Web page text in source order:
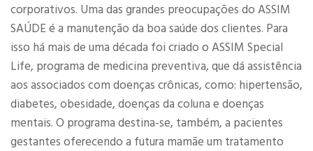
corporativos. Uma das grandes preocupações do ASSIM
SAÚDE é a manutenção da boa saúde dos clientes. Para
isso há mais de uma década foi criado o ASSIM Special
Life, programa de medicina preventiva, que dá assistência
aos associados com doenças crônicas, como: hipertensão,
diabetes, obesidade, doenças da coluna e doenças
mentais. O programa destina-se, também, a pacientes
gestantes oferecendo a futura mamãe um tratamento